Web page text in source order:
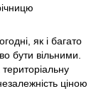
як і багато
бути вільними.
ціною